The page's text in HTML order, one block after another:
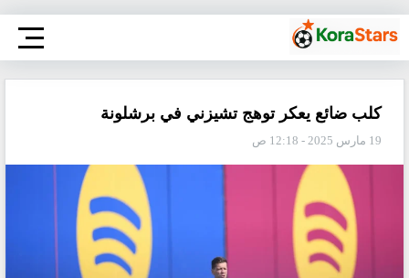
كلب ضائع يعكر توهج تشيزني في برشلونة
19 مارس 2025 - 12:18 ص